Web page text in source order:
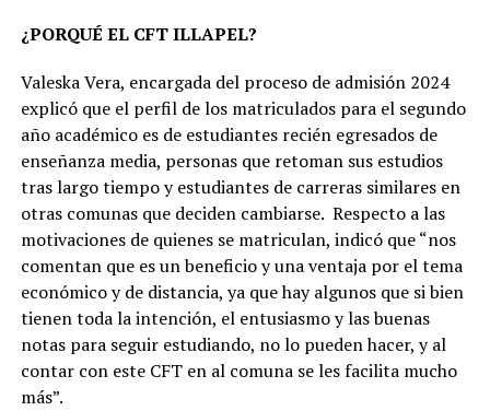
¿PORQUÉ EL CFT ILLAPEL?
Valeska Vera, encargada del proceso de admisión 2024
explicó que el perfil de los matriculados para el segundo
año académico es de estudiantes recién egresados de
enseñanza media, personas que retoman sus estudios
tras largo tiempo y estudiantes de carreras similares en
otras comunas que deciden cambiarse. Respecto a las
motivaciones de quienes se matriculan, indicó que “nos
comentan que es un beneficio y una ventaja por el tema
económico y de distancia, ya que hay algunos que si bien
tienen toda la intención, el entusiasmo y las buenas
notas para seguir estudiando, no lo pueden hacer, y al
contar con este CFT en al comuna se les facilita mucho
más”.